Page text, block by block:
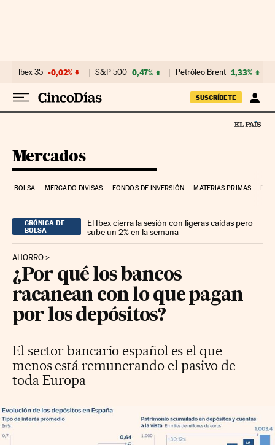
Ibex 35 -0,02% S&P 500 0,47% Petróleo Brent 1,33%
SUSCRÍBETE
Mercados
BOLSA MERCADO DIVISAS FONDOS DE INVERSIÓN MATERIAS PRIMAS
CRÓNICA DE
BOLSA
El Ibex cierra la sesión con ligeras caídas pero
sube un 2% en la semana
AHORRO
¿Por qué los bancos
racanean con lo que pagan
por los depósitos?
El sector bancario español es el que
menos está remunerando el pasivo de
toda Europa